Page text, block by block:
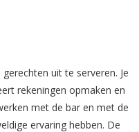
uit te serveren. Je
rekeningen opmaken en
met de bar en met de
ervaring hebben. De